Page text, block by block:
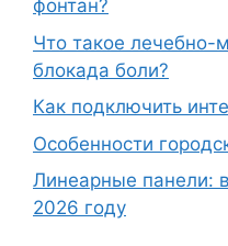
фонтан?
Что такое лечебно-
блокада боли?
Как подключить
Особенности
Линеарные панели:
2026 году